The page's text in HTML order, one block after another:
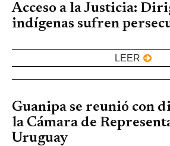
Acceso a la Justicia:
indígenas sufren
LEER
Guanipa se reunió con
la Cámara de
Uruguay